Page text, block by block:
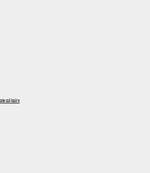
culinaire